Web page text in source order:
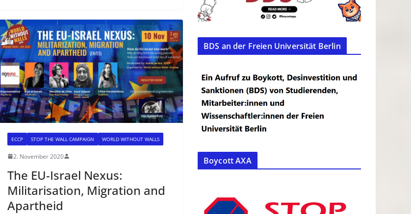
ECCP STOP THE WALL CAMPAIGN WORLD WITHOUT WALLS
2. November 2020
The EU-Israel Nexus:
Militarisation, Migration and
Apartheid
BDS an der Freien Universität Berlin
Boycott AXA